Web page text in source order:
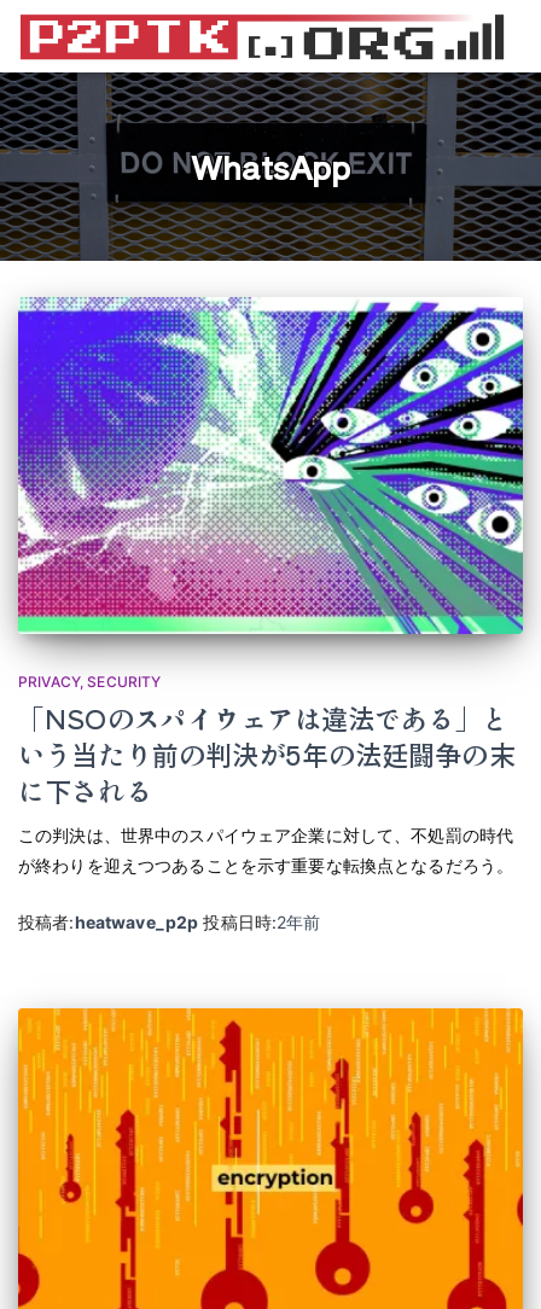
WhatsApp
PRIVACY SECURITY
「NSOのスパイウェアは違法である」と
いう当たり前の判決が5年の法廷闘争の末
に下される
この判決は、世界中のスパイウェア企業に対して、不処罰の時代
が終わりを迎えつつあることを示す重要な転換点となるだろう。
投稿者:heatwave_p2p 投稿日時:2年前